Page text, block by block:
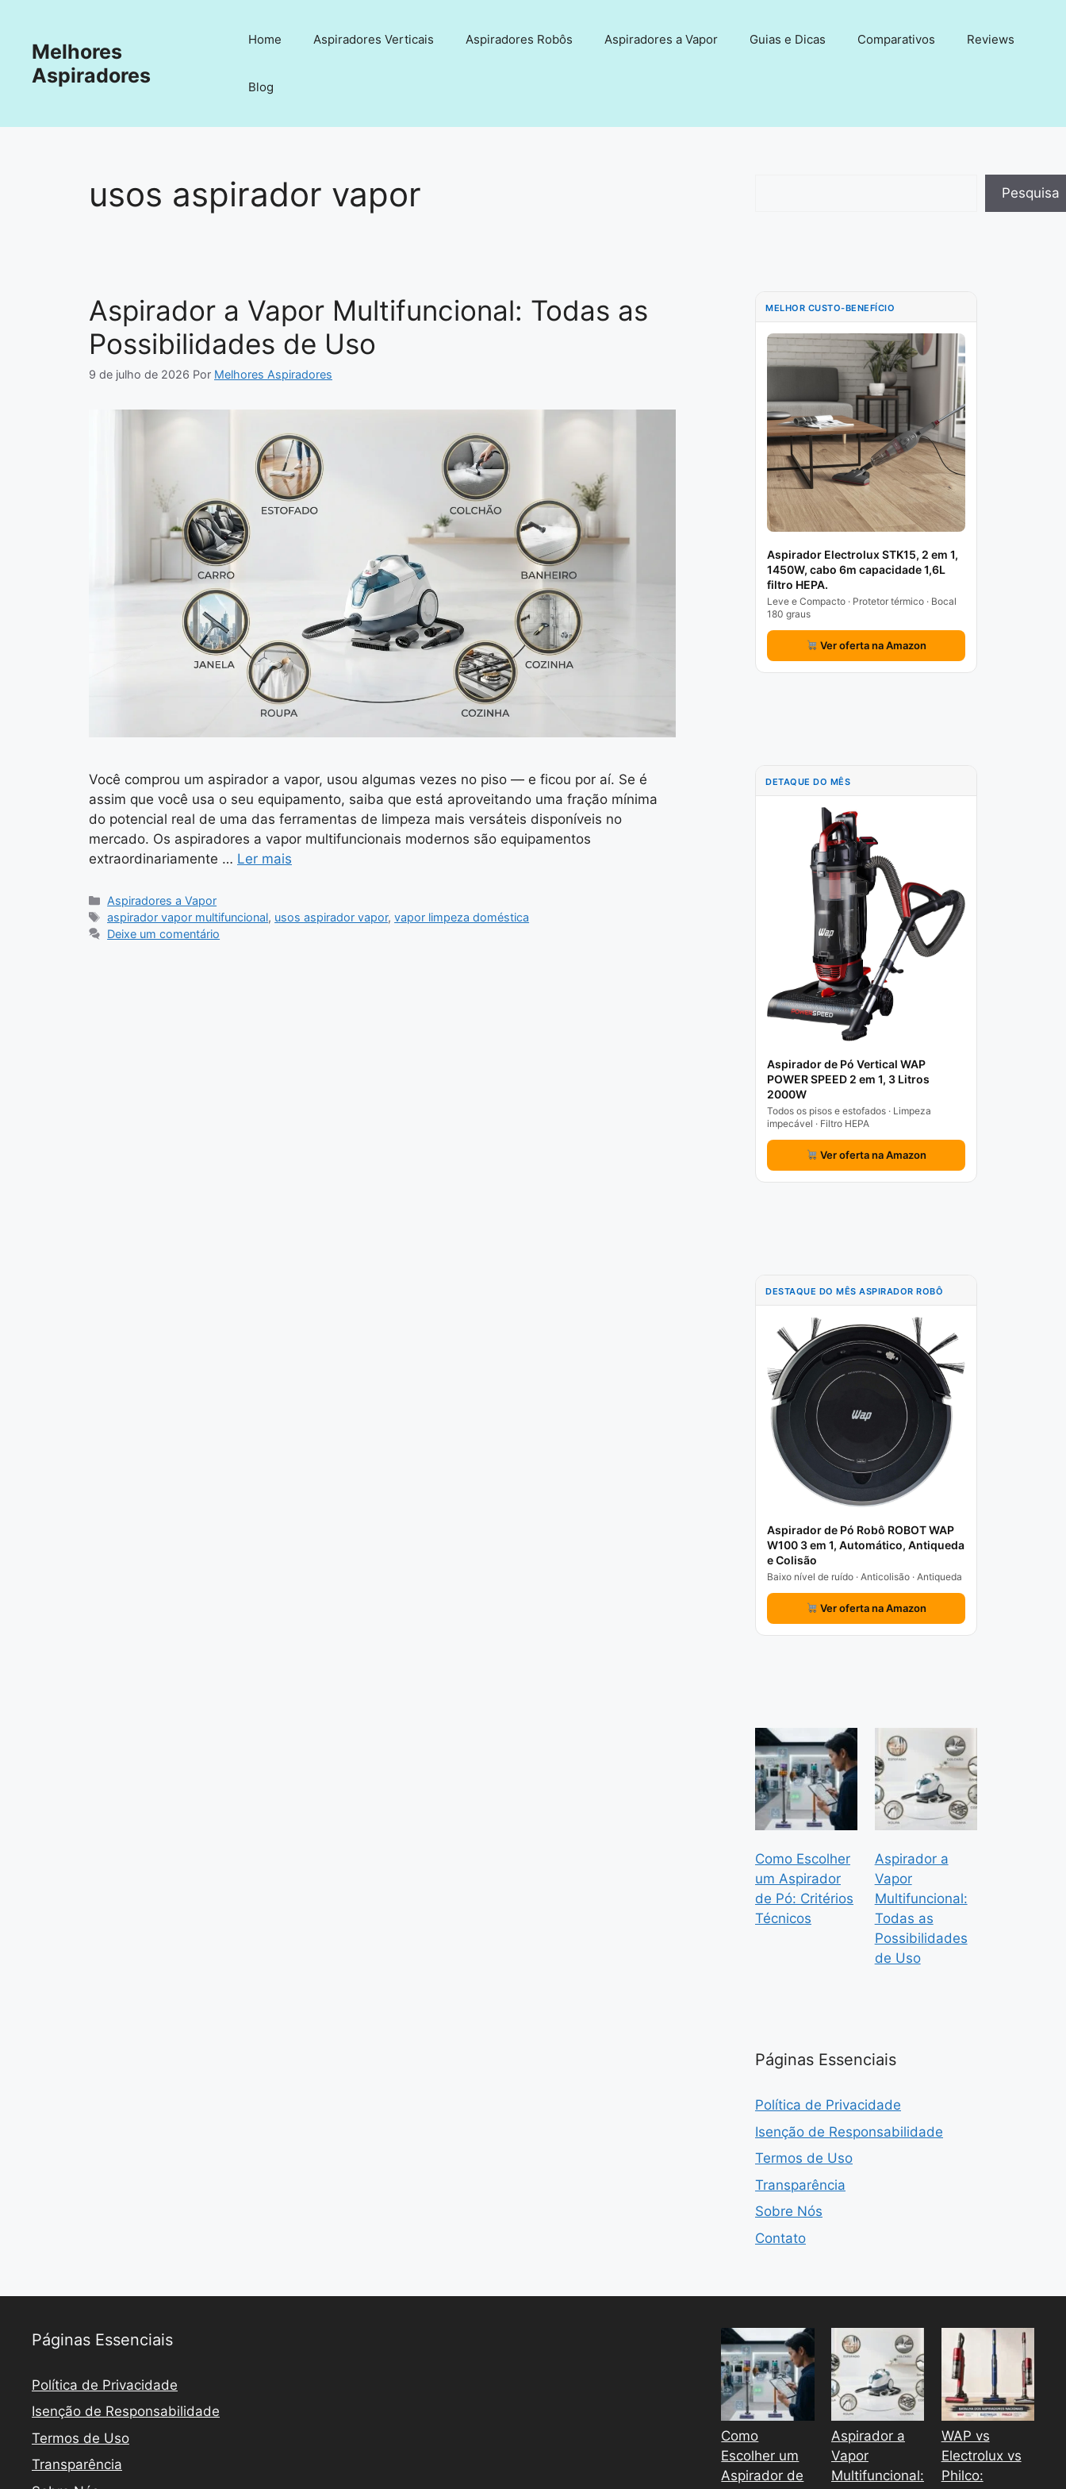
conteúdo
Melhores
Aspiradores
Home Aspiradores Verticais Aspiradores Robôs Aspiradores a Vapor Guias e Dicas Comparativos Reviews
Blog
usos aspirador vapor
Aspirador a Vapor Multifuncional: Todas as
Possibilidades de Uso
9 de julho de 2026 Por Melhores Aspiradores
Você comprou um aspirador a vapor, usou algumas vezes no piso — e ficou por aí. Se é
assim que você usa o seu equipamento, saiba que está aproveitando uma fração mínima
do potencial real de uma das ferramentas de limpeza mais versáteis disponíveis no
mercado. Os aspiradores a vapor multifuncionais modernos são equipamentos
extraordinariamente … Ler mais
Categorias
Aspiradores a Vapor
Tags
aspirador vapor multifuncional, usos aspirador vapor,vapor limpeza doméstica
Deixe um comentário
Pesquisa
MELHOR CUSTO-BENEFÍCIO
Aspirador Electrolux STK15, 2 em 1,
1450W, cabo 6m capacidade 1,6L
filtro HEPA.
Leve e Compacto · Protetor térmico · Bocal
180 graus
Ver oferta na Amazon
DETAQUE DO MÊS
Aspirador de Pó Vertical WAP
POWER SPEED 2 em 1, 3 Litros
2000W
Todos os pisos e estofados · Limpeza
impecável · Filtro HEPA
Ver oferta na Amazon
DESTAQUE DO MÊS ASPIRADOR ROBÔ
Aspirador de Pó Robô ROBOT WAP
W100 3 em 1, Automático, Antiqueda
e Colisão
Baixo nível de ruído · Anticolisão · Antiqueda
Ver oferta na Amazon
Como Escolher
um Aspirador
de Pó: Critérios
Técnicos
Aspirador a
Vapor
Multifuncional:
Todas as
Possibilidades
de Uso
Páginas Essenciais
Política de Privacidade
Isenção de Responsabilidade
Termos de Uso
Transparência
Sobre Nós
Contato
Páginas Essenciais
Política de Privacidade
Isenção de Responsabilidade
Termos de Uso
Transparência
Como
Escolher um
Aspirador de
Aspirador a
Vapor
Multifuncional:
WAP vs
Electrolux vs
Philco: